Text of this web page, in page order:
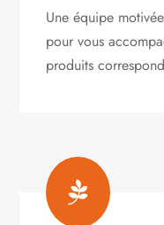
Une équipe
pour vous
produits
